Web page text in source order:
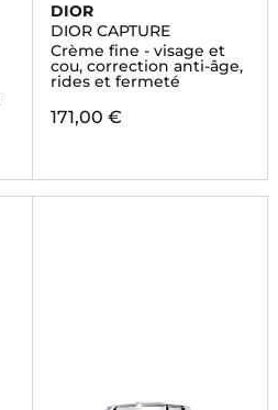
DIOR
DIOR CAPTURE
Crème fine - visage et
cou, correction anti-âge,
rides et fermeté
171,00 €